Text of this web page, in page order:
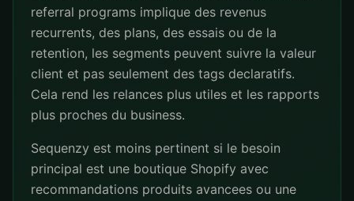
referral programs implique des revenus
recurrents, des plans, des essais ou de la
retention, les segments peuvent suivre la valeur
client et pas seulement des tags declaratifs.
Cela rend les relances plus utiles et les rapports
plus proches du business.
Sequenzy est moins pertinent si le besoin
principal est une boutique Shopify avec
recommandations produits avancees ou une